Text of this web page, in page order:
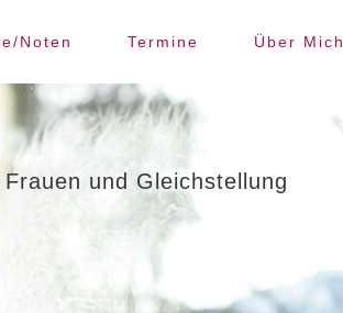
Noten Termine Über Mich
und Gleichstellung